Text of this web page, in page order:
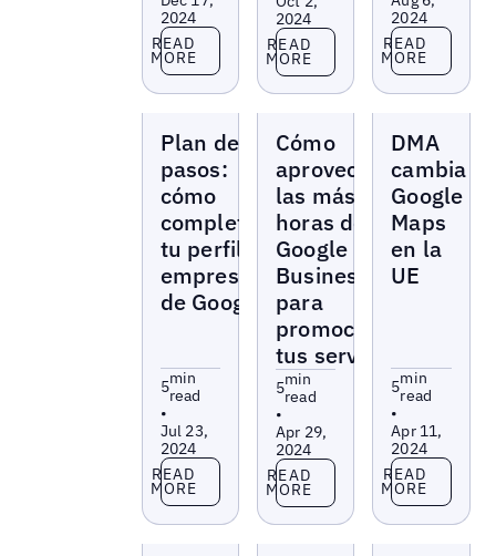
2024
Read more
READ
MORE
2024
Read more
READ
MORE
2024
Read more
READ
MORE
Plan de 9
pasos:
cómo
completar
tu perfil
empresarial
de Google
5min
read
•
Jul 23,
2024
Read more
READ
MORE
Cómo
aprovechar
las más
horas de
Google My
Business
para
promocionar
tus servicios
5min
read
•
Apr 29,
2024
Read more
READ
MORE
DMA
cambia
Google
Maps
en la
UE
5min
read
•
Apr 11,
2024
Read more
READ
MORE